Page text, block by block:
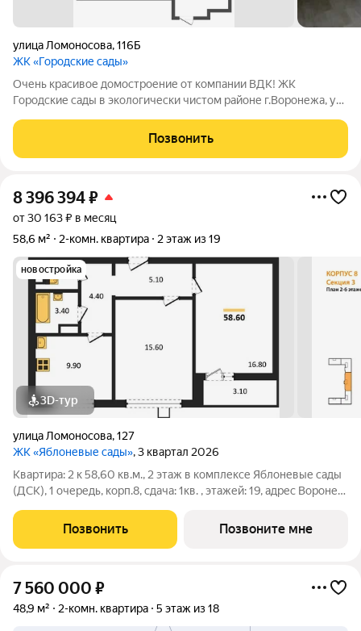
улица Ломоносова,116Б
ЖК «Городские сады»
Очень красивое домостроение от компании ВДК! ЖК
Городские сады в экологически чистом районе г.Воронежа, ул.
представляющий собой комплексную застройку с закрытой
территорией, благоустройством дворов,
Позвонить
8 396 394₽
от 30 163 ₽ в месяц
58,6 м²
2-комн. квартира 2 этаж из 19
новостройка
3D-тур
улица Ломоносова,127
ЖК «Яблоневые сады», 3 квартал 2026
Квартира: 2 к 58,60 кв.м., 2 этаж в комплексе Яблоневые сады
(ДСК), 1 очередь, корп.8, сдача: 1кв. , этажей: 19, адрес Воронеж
Позвонить Позвоните мне
7 560 000 ₽
48,9 м² 2-комн. квартира 5 этаж из 18